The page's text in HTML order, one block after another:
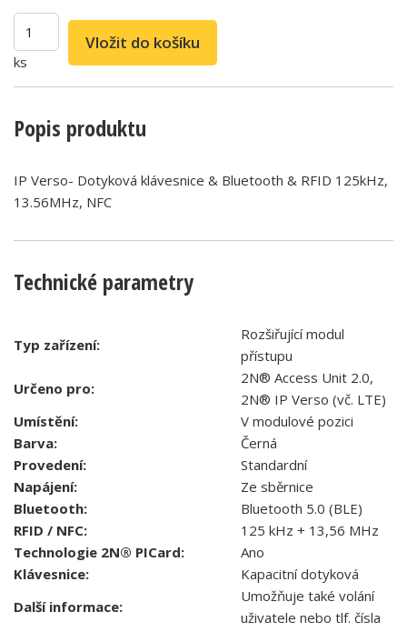
ks
Popis produktu
IP Verso- Dotyková klávesnice & Bluetooth & RFID 125kHz,
13.56MHz, NFC
Technické parametry
Typ zařízení:
Rozšiřující modul
přístupu
Určeno pro:
2N® Access Unit 2.0,
2N® IP Verso (vč. LTE)
Umístění:
V modulové pozici
Barva:
Černá
Provedení:
Standardní
Napájení:
Ze sběrnice
Bluetooth:
Bluetooth 5.0 (BLE)
RFID / NFC:
125 kHz + 13,56 MHz
Technologie 2N® PICard:
Ano
Klávesnice:
Kapacitní dotyková
Další informace:
Umožňuje také volání
uživatele nebo tlf. čísla